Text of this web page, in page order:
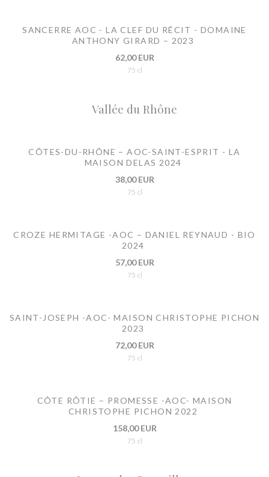
SANCERRE AOC - LA CLEF DU RÉCIT - DOMAINE
ANTHONY GIRARD – 2023
62,00 EUR
75 cl
Vallée du Rhône
CÔTES-DU-RHÔNE – AOC-SAINT-ESPRIT - LA
MAISON DELAS 2024
38,00 EUR
75 cl
CROZE HERMITAGE -AOC – DANIEL REYNAUD - BIO
2024
57,00 EUR
75 cl
SAINT-JOSEPH -AOC- MAISON CHRISTOPHE PICHON
2023
72,00 EUR
75 cl
CÔTE RÔTIE – PROMESSE -AOC- MAISON
CHRISTOPHE PICHON 2022
158,00 EUR
75 cl